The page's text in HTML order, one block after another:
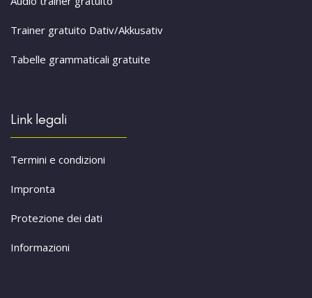
Trainer gratuito Dativ/Akkusativ
Tabelle grammaticali gratuite
Link legali
Termini e condizioni
Impronta
Protezione dei dati
Informazioni